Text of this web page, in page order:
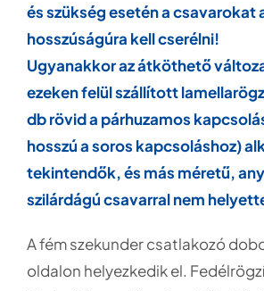
és szükség esetén a csavarokat
hosszúságúra kell cserélni!
Ugyanakkor az átköthető
ezeken felül szállított
db rövid a párhuzamos
hosszú a soros kapcsoláshoz)
tekintendők, és más méretű,
szilárdágú csavarral nem
A fém szekunder csatlakozó
oldalon helyezkedik el.